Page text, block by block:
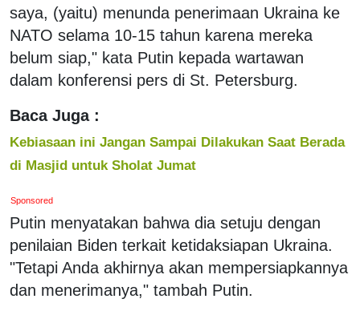
saya, (yaitu) menunda penerimaan Ukraina ke
NATO selama 10-15 tahun karena mereka
belum siap," kata Putin kepada wartawan
dalam konferensi pers di St. Petersburg.
Baca Juga :
Kebiasaan ini Jangan Sampai Dilakukan Saat Berada
di Masjid untuk Sholat Jumat
Sponsored
Putin menyatakan bahwa dia setuju dengan
penilaian Biden terkait ketidaksiapan Ukraina.
"Tetapi Anda akhirnya akan mempersiapkannya
dan menerimanya," tambah Putin.